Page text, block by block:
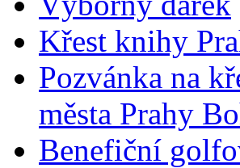
Křest knihy
Pozvánka na
města Prahy
Benefiční